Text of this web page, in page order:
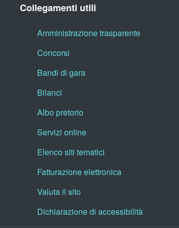
Collegamenti utili
Amministrazione trasparente
Concorsi
Bandi di gara
Bilanci
Albo pretorio
Servizi online
Elenco siti tematici
Fatturazione elettronica
Valuta il sito
Dichiarazione di accessibilità